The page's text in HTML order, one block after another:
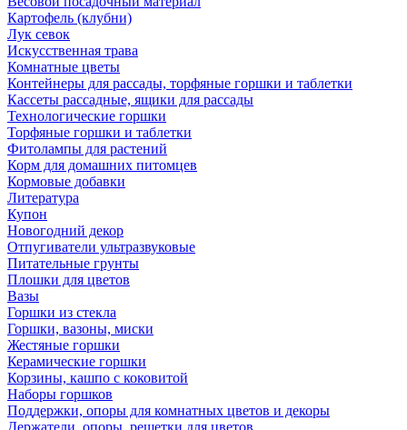
Картофель (клубни)
Лук севок
Искусственная трава
Комнатные цветы
Контейнеры для рассады, торфяные горшки и таблетки
Кассеты рассадные, ящики для рассады
Технологические горшки
Торфяные горшки и таблетки
Фитолампы для растений
Корм для домашних питомцев
Кормовые добавки
Литература
Купон
Новогодний декор
Отпугиватели ультразвуковые
Питательные грунты
Плошки для цветов
Вазы
Горшки из стекла
Горшки, вазоны, миски
Жестяные горшки
Керамические горшки
Корзины, кашпо с коковитой
Наборы горшков
Поддержки, опоры для комнатных цветов и декоры
Держатели, опоры, решетки для цветов